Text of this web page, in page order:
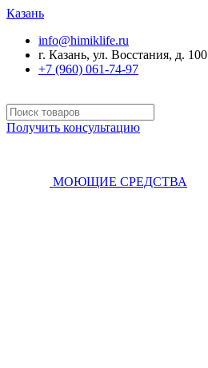
Казань
info@himiklife.ru
г. Казань, ул. Восстания, д. 100
+7 (960) 061-74-97
Получить консультацию
МОЮЩИЕ СРЕДСТВА